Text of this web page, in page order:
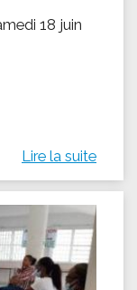
18 juin
Lire la suite